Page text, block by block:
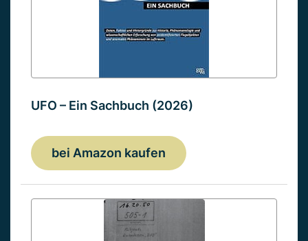
UFO – Ein Sachbuch (2026)
bei Amazon kaufen